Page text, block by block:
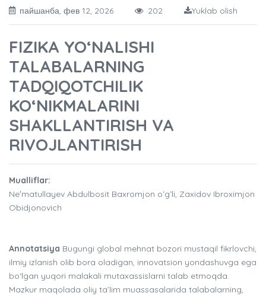
пайшанба, фев 12, 2026 202 Yuklab olish
FIZIKA YOʻNALISHI
TALABALARNING
TADQIQOTCHILIK
KO‘NIKMALARINI
SHAKLLANTIRISH VA
RIVOJLANTIRISH
Mualliflar:
Neʼmatullayev Abdulbosit Baxromjon oʻgʻli, Zaxidov Ibroximjon
Obidjonovich
Annotatsiya Bugungi global mehnat bozori mustaqil fikrlovchi,
ilmiy izlanish olib bora oladigan, innovatsion yondashuvga ega
bo‘lgan yuqori malakali mutaxassislarni talab etmoqda.
Mazkur maqolada oliy ta’lim muassasalarida talabalarning,